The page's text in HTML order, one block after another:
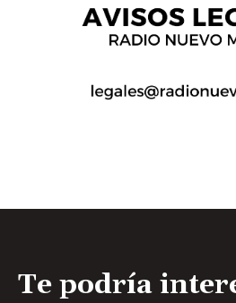
Te podría